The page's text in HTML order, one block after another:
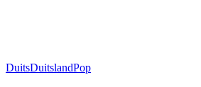
DuitsDuitslandPop